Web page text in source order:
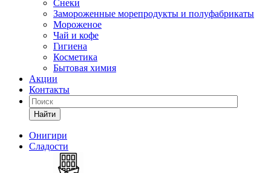
Снеки
Замороженные морепродукты и полуфабрикаты
Мороженое
Чай и кофе
Гигиена
Косметика
Бытовая химия
Акции
Контакты
Найти
Онигири
Сладости